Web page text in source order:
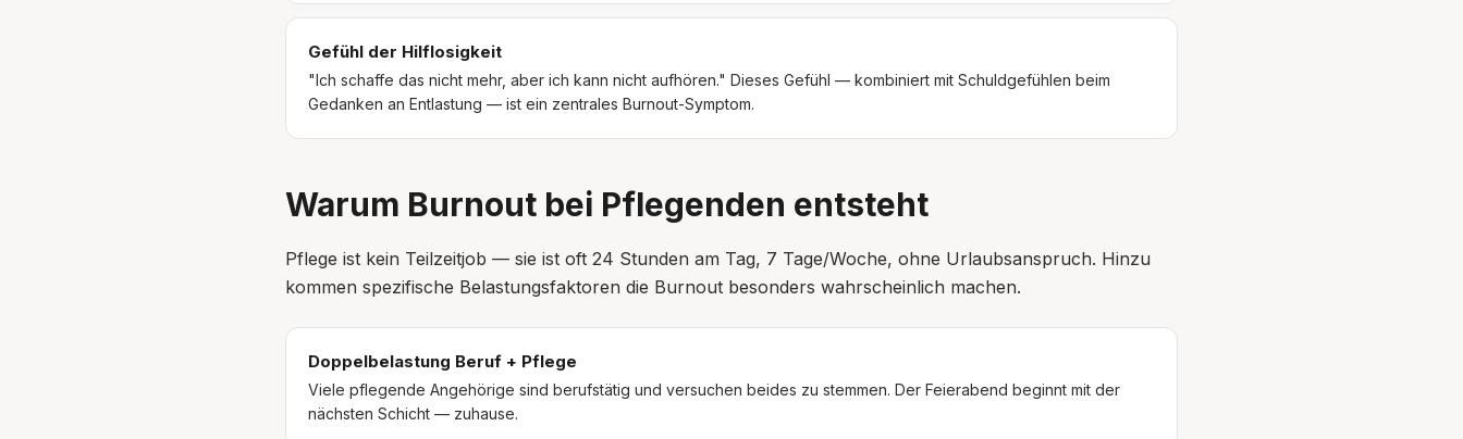
Gefühl der Hilflosigkeit
"Ich schaffe das nicht mehr, aber ich kann nicht aufhören." Dieses Gefühl — kombiniert mit Schuldgefühlen beim
Gedanken an Entlastung — ist ein zentrales Burnout-Symptom.
Warum Burnout bei Pflegenden entsteht
Pflege ist kein Teilzeitjob — sie ist oft 24 Stunden am Tag, 7 Tage/Woche, ohne Urlaubsanspruch. Hinzu
kommen spezifische Belastungsfaktoren die Burnout besonders wahrscheinlich machen.
Doppelbelastung Beruf + Pflege
Viele pflegende Angehörige sind berufstätig und versuchen beides zu stemmen. Der Feierabend beginnt mit der
nächsten Schicht — zuhause.